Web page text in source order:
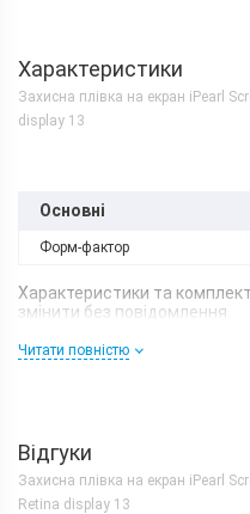
Характеристики
Захисна плівка на екран iPearl
display 13
Основні
Форм-фактор
Характеристики та
змінити без повідомлення.
Читати повністю
Відгуки
Захисна плівка на екран iPearl
Retina display 13